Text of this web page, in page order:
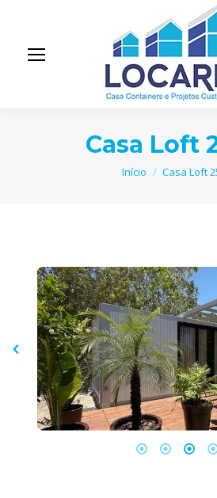
Casa Loft
Início Casa Loft